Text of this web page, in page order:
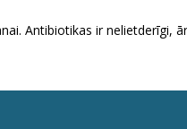
Antibiotikas ir nelietderīgi,